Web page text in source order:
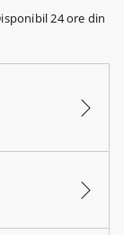
24 ore din